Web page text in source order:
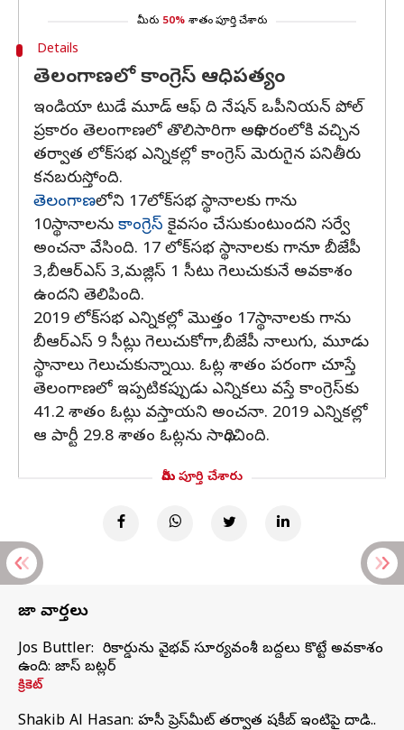
మీరు 50% శాతం పూర్తి చేశారు
Details
తెలంగాణలో కాంగ్రెస్ ఆధిపత్యం
ఇండియా టుడే మూడ్ ఆఫ్ ది నేషన్ ఒపీనియన్ పోల్
ప్రకారం తెలంగాణలో తొలిసారిగా అధికారంలోకి వచ్చిన
తర్వాత లోక్‌సభ ఎన్నికల్లో కాంగ్రెస్ మెరుగైన పనితీరు
కనబరుస్తోంది.
తెలంగాణలోని 17లోక్‌సభ స్థానాలకు గాను
10స్థానాలను కాంగ్రెస్‌ కైవసం చేసుకుంటుందని సర్వే
అంచనా వేసింది. 17 లోక్‌సభ స్థానాలకు గానూ బీజేపీ
3,బీఆర్ఎస్ 3,మజ్లిస్‌ 1 సీటు గెలుచుకునే అవకాశం
ఉందని తెలిపింది.
2019 లోక్‌సభ ఎన్నికల్లో మొత్తం 17స్థానాలకు గాను
బీఆర్‌ఎస్ 9 సీట్లు గెలుచుకోగా,బీజేపీ నాలుగు, మూడు
స్థానాలు గెలుచుకున్నాయి. ఓట్ల శాతం పరంగా చూస్తే
తెలంగాణలో ఇప్పటికప్పుడు ఎన్నికలు వస్తే కాంగ్రెస్‌కు
41.2 శాతం ఓట్లు వస్తాయని అంచనా. 2019 ఎన్నికల్లో
ఆ పార్టీ 29.8 శాతం ఓట్లను సాధించింది.
మీరు పూర్తి చేశారు
తాజా వార్తలు
Jos Buttler: నా రికార్డును వైభవ్ సూర్యవంశీ బద్దలు కొట్టే అవకాశం
ఉంది: జాస్ బట్లర్
క్రికెట్
Shakib Al Hasan: హసీనా ప్రెస్‌మీట్‌ తర్వాత షకీబ్‌ ఇంటిపై దాడి..